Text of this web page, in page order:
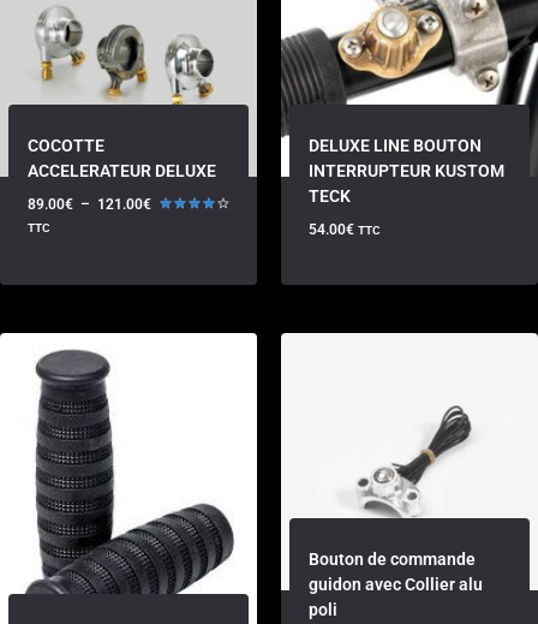
COCOTTE
ACCELERATEUR DELUXE
89.00€ – 121.00€
TTC
DELUXE LINE BOUTON
INTERRUPTEUR KUSTOM
TECK
54.00€ TTC
Bouton de commande
guidon avec Collier alu
poli